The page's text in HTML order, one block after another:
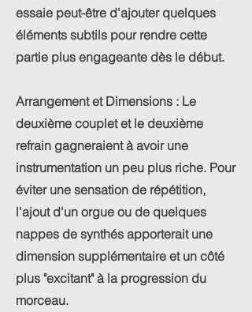
essaie peut-être d'ajouter quelques
éléments subtils pour rendre cette
partie plus engageante dès le début.
Arrangement et Dimensions : Le
deuxième couplet et le deuxième
refrain gagneraient à avoir une
instrumentation un peu plus riche. Pour
éviter une sensation de répétition,
l'ajout d'un orgue ou de quelques
nappes de synthés apporterait une
dimension supplémentaire et un côté
plus "excitant" à la progression du
morceau.